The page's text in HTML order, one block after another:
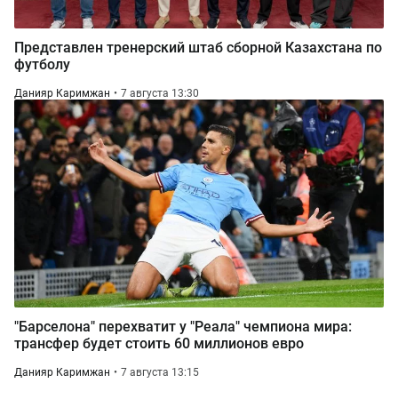
Представлен тренерский штаб сборной Казахстана по
футболу
Данияр Каримжан 7 августа 13:30
"Барселона" перехватит у "Реала" чемпиона мира:
трансфер будет стоить 60 миллионов евро
Данияр Каримжан 7 августа 13:15